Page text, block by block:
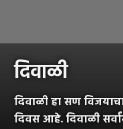
दिवाळी
दिवाळी हा सण
दिवस आहे. दिवाळी